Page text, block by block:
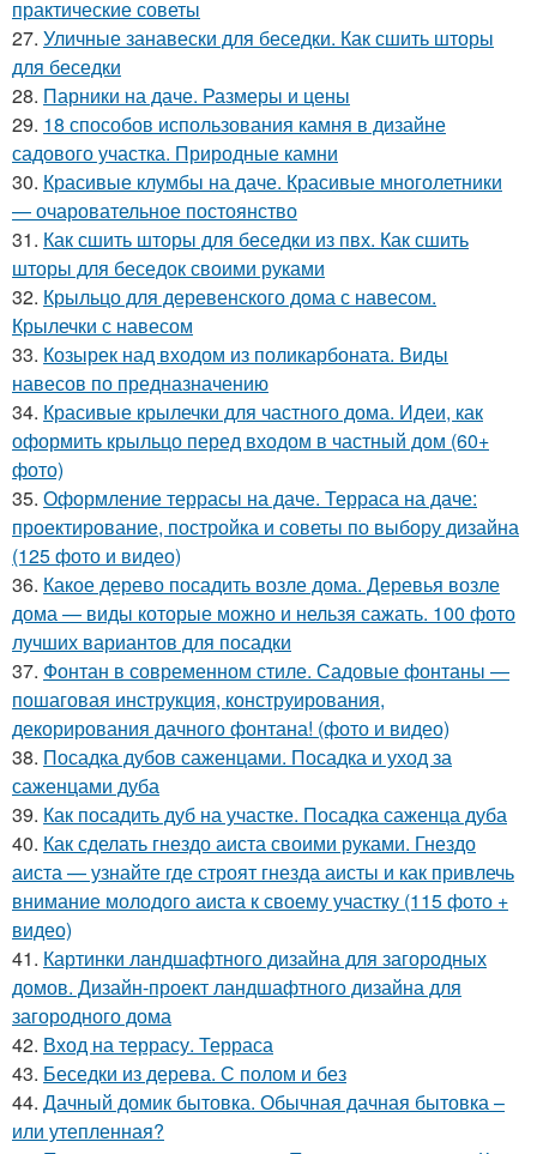
практические советы
27. Уличные занавески для беседки. Как сшить шторы
для беседки
28. Парники на даче. Размеры и цены
29. 18 способов использования камня в дизайне
садового участка. Природные камни
30. Красивые клумбы на даче. Красивые многолетники
— очаровательное постоянство
31. Как сшить шторы для беседки из пвх. Как сшить
шторы для беседок своими руками
32. Крыльцо для деревенского дома с навесом.
Крылечки с навесом
33. Козырек над входом из поликарбоната. Виды
навесов по предназначению
34. Красивые крылечки для частного дома. Идеи, как
оформить крыльцо перед входом в частный дом (60+
фото)
35. Оформление террасы на даче. Терраса на даче:
проектирование, постройка и советы по выбору дизайна
(125 фото и видео)
36. Какое дерево посадить возле дома. Деревья возле
дома — виды которые можно и нельзя сажать. 100 фото
лучших вариантов для посадки
37. Фонтан в современном стиле. Садовые фонтаны —
пошаговая инструкция, конструирования,
декорирования дачного фонтана! (фото и видео)
38. Посадка дубов саженцами. Посадка и уход за
саженцами дуба
39. Как посадить дуб на участке. Посадка саженца дуба
40. Как сделать гнездо аиста своими руками. Гнездо
аиста — узнайте где строят гнезда аисты и как привлечь
внимание молодого аиста к своему участку (115 фото +
видео)
41. Картинки ландшафтного дизайна для загородных
домов. Дизайн-проект ландшафтного дизайна для
загородного дома
42. Вход на террасу. Терраса
43. Беседки из дерева. С полом и без
44. Дачный домик бытовка. Обычная дачная бытовка –
или утепленная?